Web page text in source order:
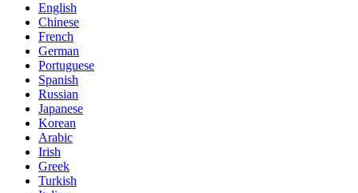
English
Chinese
French
German
Portuguese
Spanish
Russian
Japanese
Korean
Arabic
Irish
Greek
Turkish